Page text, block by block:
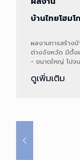
บ้านไทยโฮม
ผลงานการสร้าง
ต่างจังหวัด มีตั้ง
- ขนาดใหญ่ ไปจ
ดูเพิ่มเติม